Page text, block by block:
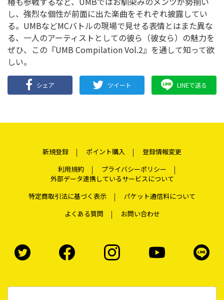
し、強烈な個性が前面に出た楽曲をそれぞれ披露してい
る。UMBなどMCバトルの現場で見せる表情とはまた異な
る、一人のアーティストとしての彼ら（彼女ら）の魅力を
ぜひ、この『UMB Compilation Vol.2』を通して知って欲
しい。
シェア ツイート LINEで送る
新規登録 ポイント購入
登録情報変更
利用規約
プライバシーポリシー
外部データ連携しているサービスについて
特定商取引法に基づく表示
パケット通信料について
よくある質問
お問い合わせ